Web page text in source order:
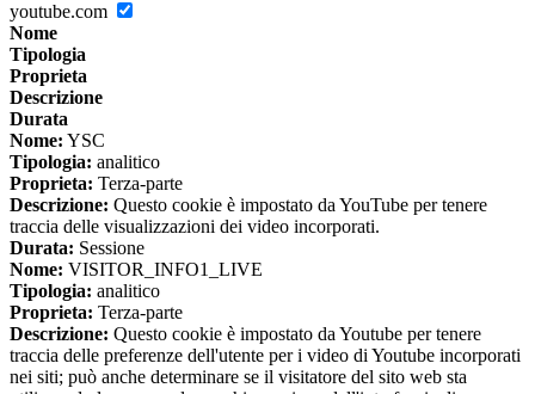
youtube.com
Nome
Tipologia
Proprieta
Descrizione
Durata
Nome: YSC
Tipologia: analitico
Proprieta: Terza-parte
Descrizione: Questo cookie è impostato da YouTube per tenere
traccia delle visualizzazioni dei video incorporati.
Durata: Sessione
Nome: VISITOR_INFO1_LIVE
Tipologia: analitico
Proprieta: Terza-parte
Descrizione: Questo cookie è impostato da Youtube per tenere
traccia delle preferenze dell'utente per i video di Youtube incorporati
nei siti; può anche determinare se il visitatore del sito web sta